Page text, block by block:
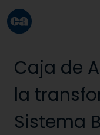
Caja de
la
Sistema